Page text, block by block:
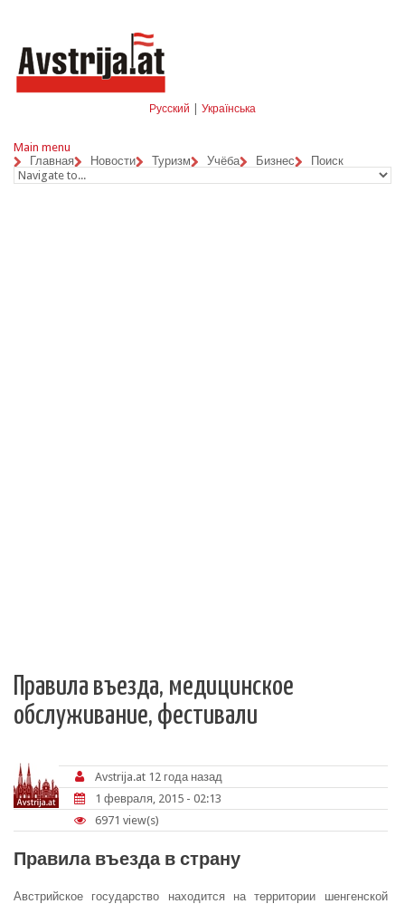
Русский Українська
Main menu
Главная
Новости Туризм Учёба Бизнес Поиск
Правила въезда, медицинское
обслуживание, фестивали
Avstrija.at 12 года назад
1 февраля, 2015 - 02:13
6971 view(s)
Правила въезда в страну
Австрийское государство находится на территории шенгенской